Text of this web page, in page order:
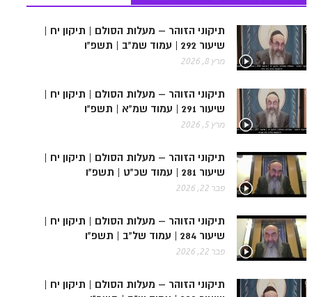
להתחיל מההתחלה:
הקדמת ספר הזוהר מתקדמים
ספר הזוהר בראשית
ספר הזוהר בראשית א' מתחילים
ספר הזוהר בראשית א' מתקדמים
ספר הזוהר בראשית ב' מתקדמים
ספר הזוהר נח מתחילים
ספר הזוהר נח מתקדמים
תיקוני הזוהר – מעלות הסולם | תיקון יח |
שיעור 292 | עמוד שמ"ב | תשפ"ו
מרץ 8, 2026
תיקוני הזוהר – מעלות הסולם | תיקון יח |
שיעור 291 | עמוד שמ"א | תשפ"ו
מרץ 5, 2026
תיקוני הזוהר – מעלות הסולם | תיקון יח |
שיעור 281 | עמוד שכ"ט | תשפ"ו
פבר 22, 2026
תיקוני הזוהר – מעלות הסולם | תיקון יח |
שיעור 284 | עמוד של"ב | תשפ"ו
פבר 22, 2026
תיקוני הזוהר – מעלות הסולם | תיקון יח |